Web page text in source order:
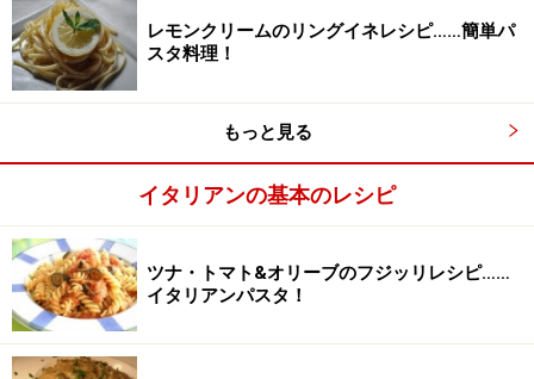
たっぷり目の湯に塩（分量外）をして、アルデンテにリ
ングイネを茹で上げ、パスタのゆで汁大さじ2杯分、エ
キストラバージンオリーブオイル、生クリーム、レモン
く合わせ、最後に1のバターレモンを加えて皿に盛り、
好みでミントや黒こしょうを添える。
レモンクリームのリングイネレシピ……簡単パ
スタ料理！
もっと見る
イタリアンの基本のレシピ
ツナ・トマト&オリーブのフジッリレシピ……
イタリアンパスタ！